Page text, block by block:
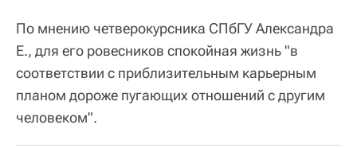
По мнению четверокурсника СПбГУ Александра
Е., для его ровесников спокойная жизнь "в
соответствии с приблизительным карьерным
планом дороже пугающих отношений с другим
человеком".